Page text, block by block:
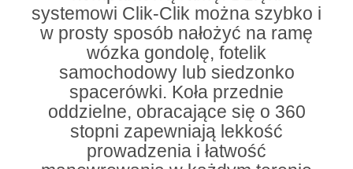
systemowi Clik-Clik można szybko i
w prosty sposób nałożyć na ramę
wózka gondolę, fotelik
samochodowy lub siedzonko
spacerówki. Koła przednie
oddzielne, obracające się o 360
stopni zapewniają lekkość
prowadzenia i łatwość